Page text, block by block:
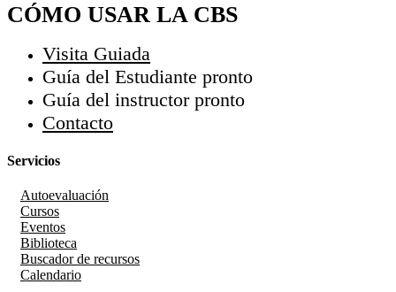
CÓMO USAR LA CBS
Visita Guiada
Guía del Estudiante pronto
Guía del instructor pronto
Contacto
Servicios
Autoevaluación
Cursos
Eventos
Biblioteca
Buscador de recursos
Calendario